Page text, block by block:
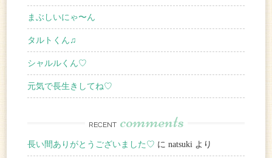
まぶしいにゃ〜ん
タルトくん♫
シャルルくん♡
元気で長生きしてね♡
RECENT comments
長い間ありがとうございました♡ に natsuki より